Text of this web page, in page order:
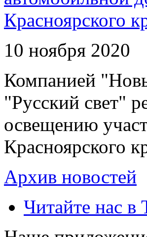
Красноярского
10 ноября 2020
Компанией
"Русский свет"
освещению
Красноярского
Архив новостей
Читайте нас в